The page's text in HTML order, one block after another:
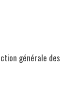
générale des